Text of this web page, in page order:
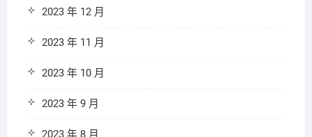
2023 年 12 月
2023 年 11 月
2023 年 10 月
2023 年 9 月
2023 年 8 月